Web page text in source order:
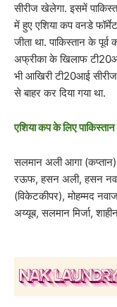
सीरीज खेलेगा. इसमें
में हुए एशिया कप वनडे
जीता था. पाकिस्तान के
अफ्रीका के खिलाफ
भी आखिरी टी20आई सीरीज
से बाहर कर दिया गया था.
एशिया कप के लिए
सलमान अली आगा
रऊफ, हसन अली, हसन
(विकेटकीपर), मोहम्मद
अय्यूब, सलमान मिर्जा,